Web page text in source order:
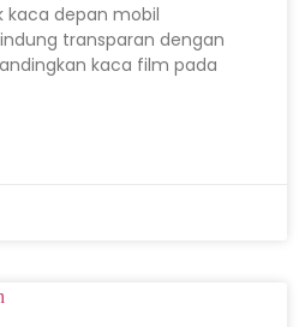
kaca depan mobil
transparan dengan
kaca film pada